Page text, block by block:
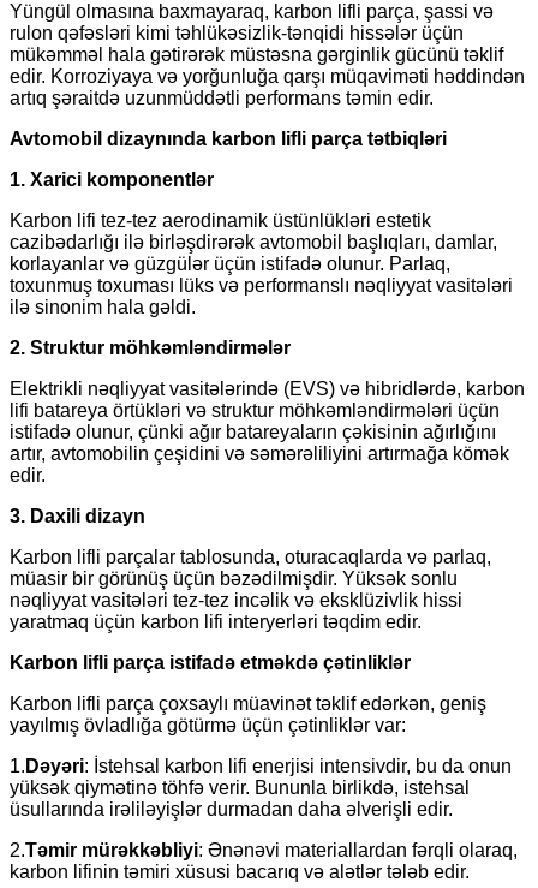
Yüngül olmasına baxmayaraq, karbon lifli parça, şassi və
rulon qəfəsləri kimi təhlükəsizlik-tənqidi hissələr üçün
mükəmməl hala gətirərək müstəsna gərginlik gücünü təklif
edir. Korroziyaya və yorğunluğa qarşı müqaviməti həddindən
artıq şəraitdə uzunmüddətli performans təmin edir.
Avtomobil dizaynında karbon lifli parça tətbiqləri
1. Xarici komponentlər
Karbon lifi tez-tez aerodinamik üstünlükləri estetik
cazibədarlığı ilə birləşdirərək avtomobil başlıqları, damlar,
korlayanlar və güzgülər üçün istifadə olunur. Parlaq,
toxunmuş toxuması lüks və performanslı nəqliyyat vasitələri
ilə sinonim hala gəldi.
2. Struktur möhkəmləndirmələr
Elektrikli nəqliyyat vasitələrində (EVS) və hibridlərdə, karbon
lifi batareya örtükləri və struktur möhkəmləndirmələri üçün
istifadə olunur, çünki ağır batareyaların çəkisinin ağırlığını
artır, avtomobilin çeşidini və səmərəliliyini artırmağa kömək
edir.
3. Daxili dizayn
Karbon lifli parçalar tablosunda, oturacaqlarda və parlaq,
müasir bir görünüş üçün bəzədilmişdir. Yüksək sonlu
nəqliyyat vasitələri tez-tez incəlik və eksklüzivlik hissi
yaratmaq üçün karbon lifi interyerləri təqdim edir.
Karbon lifli parça istifadə etməkdə çətinliklər
Karbon lifli parça çoxsaylı müavinət təklif edərkən, geniş
yayılmış övladlığa götürmə üçün çətinliklər var:
1. Dəyəri: İstehsal karbon lifi enerjisi intensivdir, bu da onun
yüksək qiymətinə töhfə verir. Bununla birlikdə, istehsal
üsullarında irəliləyişlər durmadan daha əlverişli edir.
2.Təmir mürəkkəbliyi: Ənənəvi materiallardan fərqli olaraq,
karbon lifinin təmiri xüsusi bacarıq və alətlər tələb edir.